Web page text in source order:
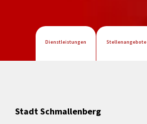
Dienstleistungen Stellenangebote
Stadt Schmallenberg